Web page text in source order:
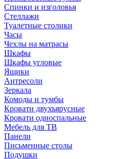
Спинки и изголовья
Стеллажи
Туалетные столики
Часы
Чехлы на матрасы
Шкафы
Шкафы угловые
Ящики
Антресоли
Зеркала
Комоды и тумбы
Кровати двухъярусные
Кровати односпальные
Мебель для ТВ
Панели
Письменные столы
Подушки